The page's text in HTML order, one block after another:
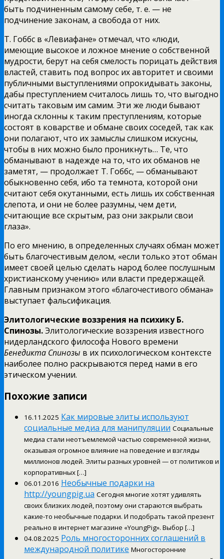
быть подчиненным самому себе, т. е. — не
подчинение законам, а свобода от них.
Т. Гоббс в «Левиафане» отмечал, что «люди,
имеющие высокое и ложное мнение о собственной
мудрости, берут на себя смелость порицать действия
властей, ставить под вопрос их авторитет и своими
публичными выступлениями опрокидывать законы,
дабы преступлением считалось лишь то, что выгодно
считать таковым им самим. Эти же люди бывают
иногда склонны к таким преступлениям, которые
состоят в коварстве и обмане своих соседей, так как
они полагают, что их замыслы слишком искусны,
чтобы в них можно было проникнуть… Те, что
обманывают в надежде на то, что их обманов не
заметят, — продолжает Т. Гоббс, — обманывают
обыкновенно себя, ибо та темнота, которой они
считают себя окутанными, есть лишь их собственная
слепота, и они не более разумны, чем дети,
считающие все скрытым, раз они закрыли свои
глаза».
По его мнению, в определенных случаях обман может
быть благочестивым делом, «если только этот обман
имеет своей целью сделать народ более послушным
христианскому учению» или власти предержащей.
Главным признаком этого «благочестивого обмана»
выступает фальсификация.
Элитологические воззрения на психику Б.
Спинозы.Элитологические воззрения известного
нидерландского философа Нового времени
Бенедикта Спинозы в их психологическом контексте
наиболее полно раскрываются перед нами в его
этическом учении.
Похожие записи
16.11.2025 Как мировые элиты используют
социальные медиа для манипуляции Социальные
медиа стали неотъемлемой частью современной жизни,
оказывая огромное влияние на поведение и взгляды
миллионов людей. Элиты разных уровней — от политиков и
корпоративных […]
06.01.2016 Необычные подарки на
http://youngpig.ua Сегодня многие хотят удивлять
своих близких людей, поэтому они стараются выбрать
какие-то необычные подарки. И подобрать такой презент
реально в интернет магазине «YoungPig». Выбор […]
04.08.2025 Роль многосторонних соглашений в
международной политике Многосторонние